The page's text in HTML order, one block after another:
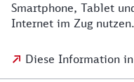
Smartphone, Tablet
Internet im Zug nutzen.
Diese Information